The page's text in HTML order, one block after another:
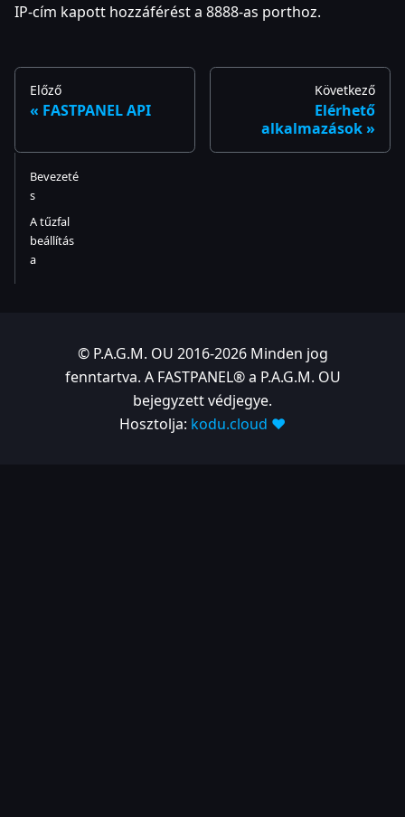
IP-cím kapott hozzáférést a 8888-as porthoz.
Előző
FASTPANEL API
Következő
Elérhető
alkalmazások
Bevezeté
s
A tűzfal
beállítás
a
© P.A.G.M. OU 2016-2026 Minden jog
fenntartva. A FASTPANEL® a P.A.G.M. OU
bejegyzett védjegye.
Hosztolja: kodu.cloud ❤️